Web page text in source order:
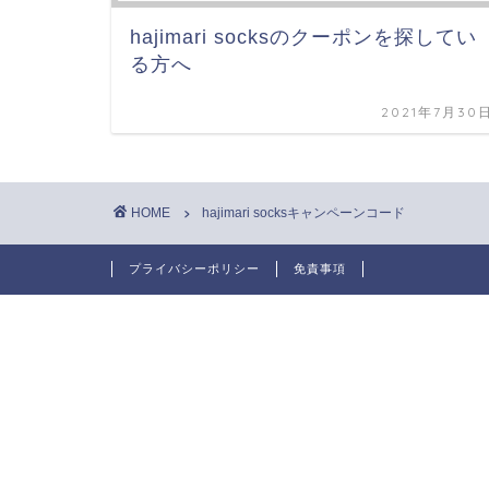
hajimari socksのクーポンを探してい
る方へ
2021年7月30
HOME hajimari socksキャンペーンコード
プライバシーポリシー 免責事項